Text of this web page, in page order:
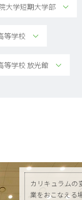
大学短期大学部
等学校
等学校 放光館
カリキュラムの
業をおこなえる